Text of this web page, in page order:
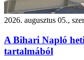
2026. augusztus 05.,
A Bihari Napló
tartalmából